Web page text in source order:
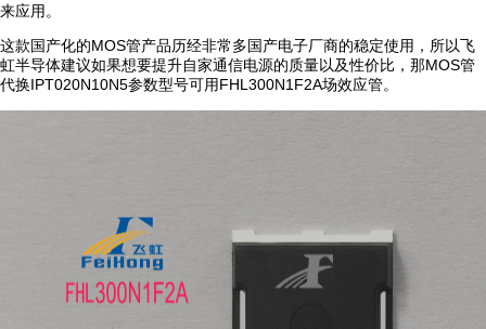
来应用。
这款国产化的MOS管产品历经非常多国产电子厂商的稳定使用，所以飞
虹半导体建议如果想要提升自家通信电源的质量以及性价比，那MOS管
代换IPT020N10N5参数型号可用FHL300N1F2A场效应管。